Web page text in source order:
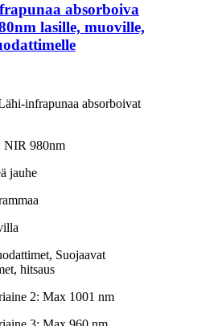
absorboiva
lasille, muoville,
infrapunaa absorboivat
NIR 980nm
jauhe
Suojaavat
hitsaus
2: Max 1001 nm